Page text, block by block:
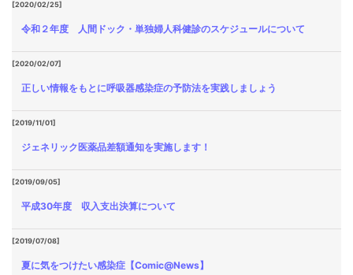
[2020/02/25]
令和２年度 人間ドック・単独婦人科健診のスケジュールについて
[2020/02/07]
正しい情報をもとに呼吸器感染症の予防法を実践しましょう
[2019/11/01]
ジェネリック医薬品差額通知を実施します！
[2019/09/05]
平成30年度 収入支出決算について
[2019/07/08]
夏に気をつけたい感染症【Comic@News】